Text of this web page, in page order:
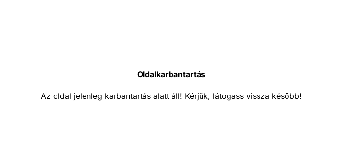
Oldalkarbantartás
Az oldal jelenleg karbantartás alatt áll! Kérjük, látogass vissza később!